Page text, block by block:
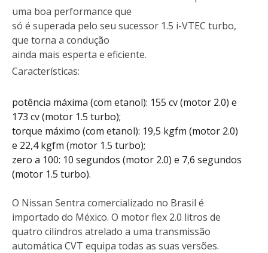
uma boa performance que
só é superada pelo seu sucessor 1.5 i-VTEC turbo,
que torna a condução
ainda mais esperta e eficiente.
Características:
potência máxima (com etanol): 155 cv (motor 2.0) e
173 cv (motor 1.5 turbo);
torque máximo (com etanol): 19,5 kgfm (motor 2.0)
e 22,4 kgfm (motor 1.5 turbo);
zero a 100: 10 segundos (motor 2.0) e 7,6 segundos
(motor 1.5 turbo).
O Nissan Sentra comercializado no Brasil é
importado do México. O motor flex 2.0 litros de
quatro cilindros atrelado a uma transmissão
automática CVT equipa todas as suas versões.